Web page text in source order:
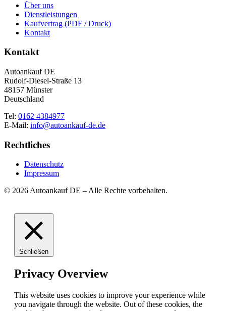
Über uns
Dienstleistungen
Kaufvertrag (PDF / Druck)
Kontakt
Kontakt
Autoankauf DE
Rudolf-Diesel-Straße 13
48157 Münster
Deutschland
Tel: 0162 4384977
E-Mail: info@autoankauf-de.de
Rechtliches
Datenschutz
Impressum
© 2026 Autoankauf DE – Alle Rechte vorbehalten.
Schließen
Privacy Overview
This website uses cookies to improve your experience while
you navigate through the website. Out of these cookies, the